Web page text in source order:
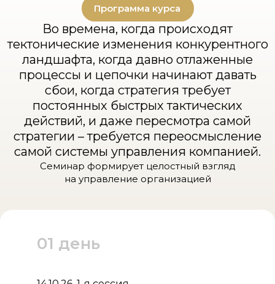
Программа курса
Во времена, когда происходят
тектонические изменения конкурентного
ландшафта, когда давно отлаженные
процессы и цепочки начинают давать
сбои, когда стратегия требует
постоянных быстрых тактических
действий, и даже пересмотра самой
стратегии – требуется переосмысление
самой системы управления компанией.
Семинар формирует целостный взгляд
на управление организацией
01 день